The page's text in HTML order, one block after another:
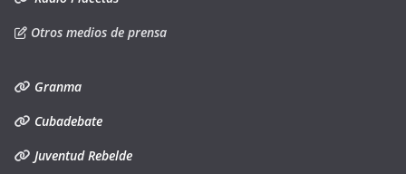
Otros medios de prensa
Granma
Cubadebate
Juventud Rebelde